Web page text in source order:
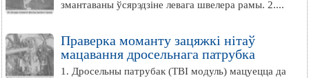
змантаваны ўсярэдзіне левага швелера рамы. 2....
Праверка моманту зацяжкі нітаў
мацавання дросельнага патрубка
1. Дросельны патрубак (TBI модуль) мацуецца да